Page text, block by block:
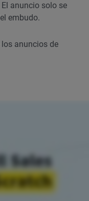
anuncio solo se
embudo.
anuncios de